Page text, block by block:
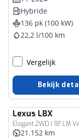
Hybride
136 pk (100 kW)
22,2 l/100 km
Vergelijk
Bekijk
Lexus LBX
Elegant 2WD | 18" LM
21.152 km